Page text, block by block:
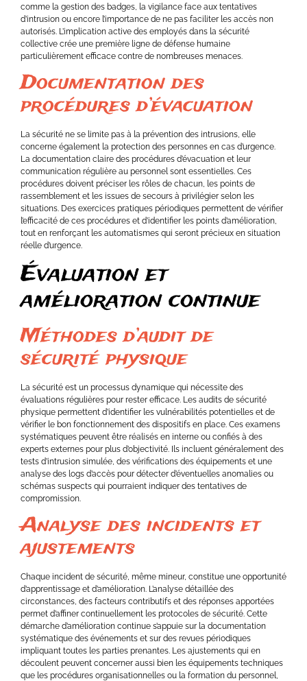
comme la gestion des badges, la vigilance face aux tentatives
d’intrusion ou encore l’importance de ne pas faciliter les accès non
autorisés. L’implication active des employés dans la sécurité
collective crée une première ligne de défense humaine
particulièrement efficace contre de nombreuses menaces.
Documentation des
procédures d’évacuation
La sécurité ne se limite pas à la prévention des intrusions, elle
concerne également la protection des personnes en cas d’urgence.
La documentation claire des procédures d’évacuation et leur
communication régulière au personnel sont essentielles. Ces
procédures doivent préciser les rôles de chacun, les points de
rassemblement et les issues de secours à privilégier selon les
situations. Des exercices pratiques périodiques permettent de vérifier
l’efficacité de ces procédures et d’identifier les points d’amélioration,
tout en renforçant les automatismes qui seront précieux en situation
réelle d’urgence.
Évaluation et
amélioration continue
Méthodes d’audit de
sécurité physique
La sécurité est un processus dynamique qui nécessite des
évaluations régulières pour rester efficace. Les audits de sécurité
physique permettent d’identifier les vulnérabilités potentielles et de
vérifier le bon fonctionnement des dispositifs en place. Ces examens
systématiques peuvent être réalisés en interne ou confiés à des
experts externes pour plus d’objectivité. Ils incluent généralement des
tests d’intrusion simulée, des vérifications des équipements et une
analyse des logs d’accès pour détecter d’éventuelles anomalies ou
schémas suspects qui pourraient indiquer des tentatives de
compromission.
Analyse des incidents et
ajustements
Chaque incident de sécurité, même mineur, constitue une opportunité
d’apprentissage et d’amélioration. L’analyse détaillée des
circonstances, des facteurs contributifs et des réponses apportées
permet d’affiner continuellement les protocoles de sécurité. Cette
démarche d’amélioration continue s’appuie sur la documentation
systématique des événements et sur des revues périodiques
impliquant toutes les parties prenantes. Les ajustements qui en
découlent peuvent concerner aussi bien les équipements techniques
que les procédures organisationnelles ou la formation du personnel,